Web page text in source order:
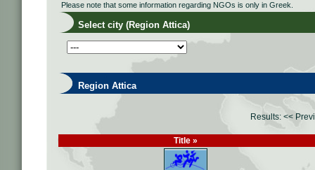
Please note that some information regarding NGOs is only in Greek.
Select city (Region Attica)
Region Attica
Results: <<
Title »